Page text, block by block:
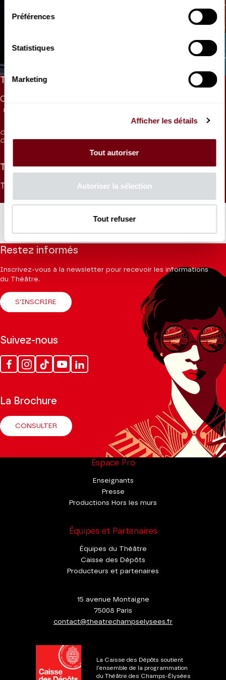
Préférences
Statistiques
Marketing
Afficher les détails
Tout autoriser
Autoriser la sélection
Tout refuser
François Morel
TARIFS
CAT. 1
40 €
CAT. 5 : visibilité réduite
CAT. 6 : visibilité très réduite / en vente aux caisses 1h avant la représentation
TARIFS -16 ANS
TARIF UNIQUE
Restez informés
Inscrivez-vous à la newsletter pour recevoir les informations
du Théâtre.
S'INSCRIRE
Suivez-nous
FacebookInstagram
Tik
Tok
YoutubeLinkedin
La Brochure
CONSULTER
Espace Pro
Enseignants
Presse
Productions Hors les murs
Équipes et Partenaires
Équipes du Théâtre
Caisse des Dépôts
Producteurs et partenaires
15 avenue Montaigne
75008 Paris
contact@theatrechampselysees.fr
La Caisse des Dépôts soutient
l'ensemble de la programmation
du Théâtre des Champs-Élysées